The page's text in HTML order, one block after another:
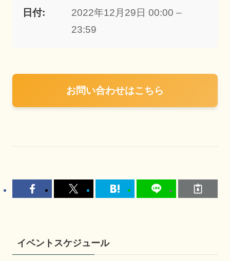
日付:
2022年12月29日 00:00 –
23:59
お問い合わせはこちら
イベントスケジュール